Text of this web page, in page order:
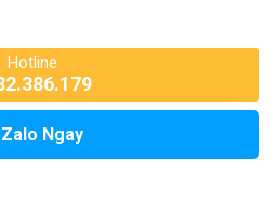
Hotline
Zalo Ngay